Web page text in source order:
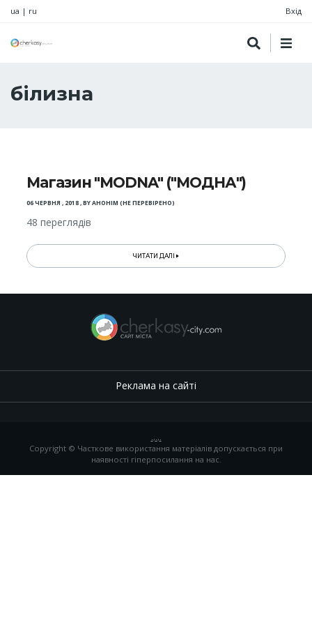
ua | ru Вхід
білизна
Магазин "MODNA" ("МОДНА")
06 ЧЕРВНЯ , 2018,BYАНОНІМ (НЕ ПЕРЕВІРЕНО)
48 переглядів
ЧИТАТИ ДАЛІ
Реклама на сайті
, ,
Copyright © Часткове використання матеріалів допускається при
наявності гіперпосилання на нас.